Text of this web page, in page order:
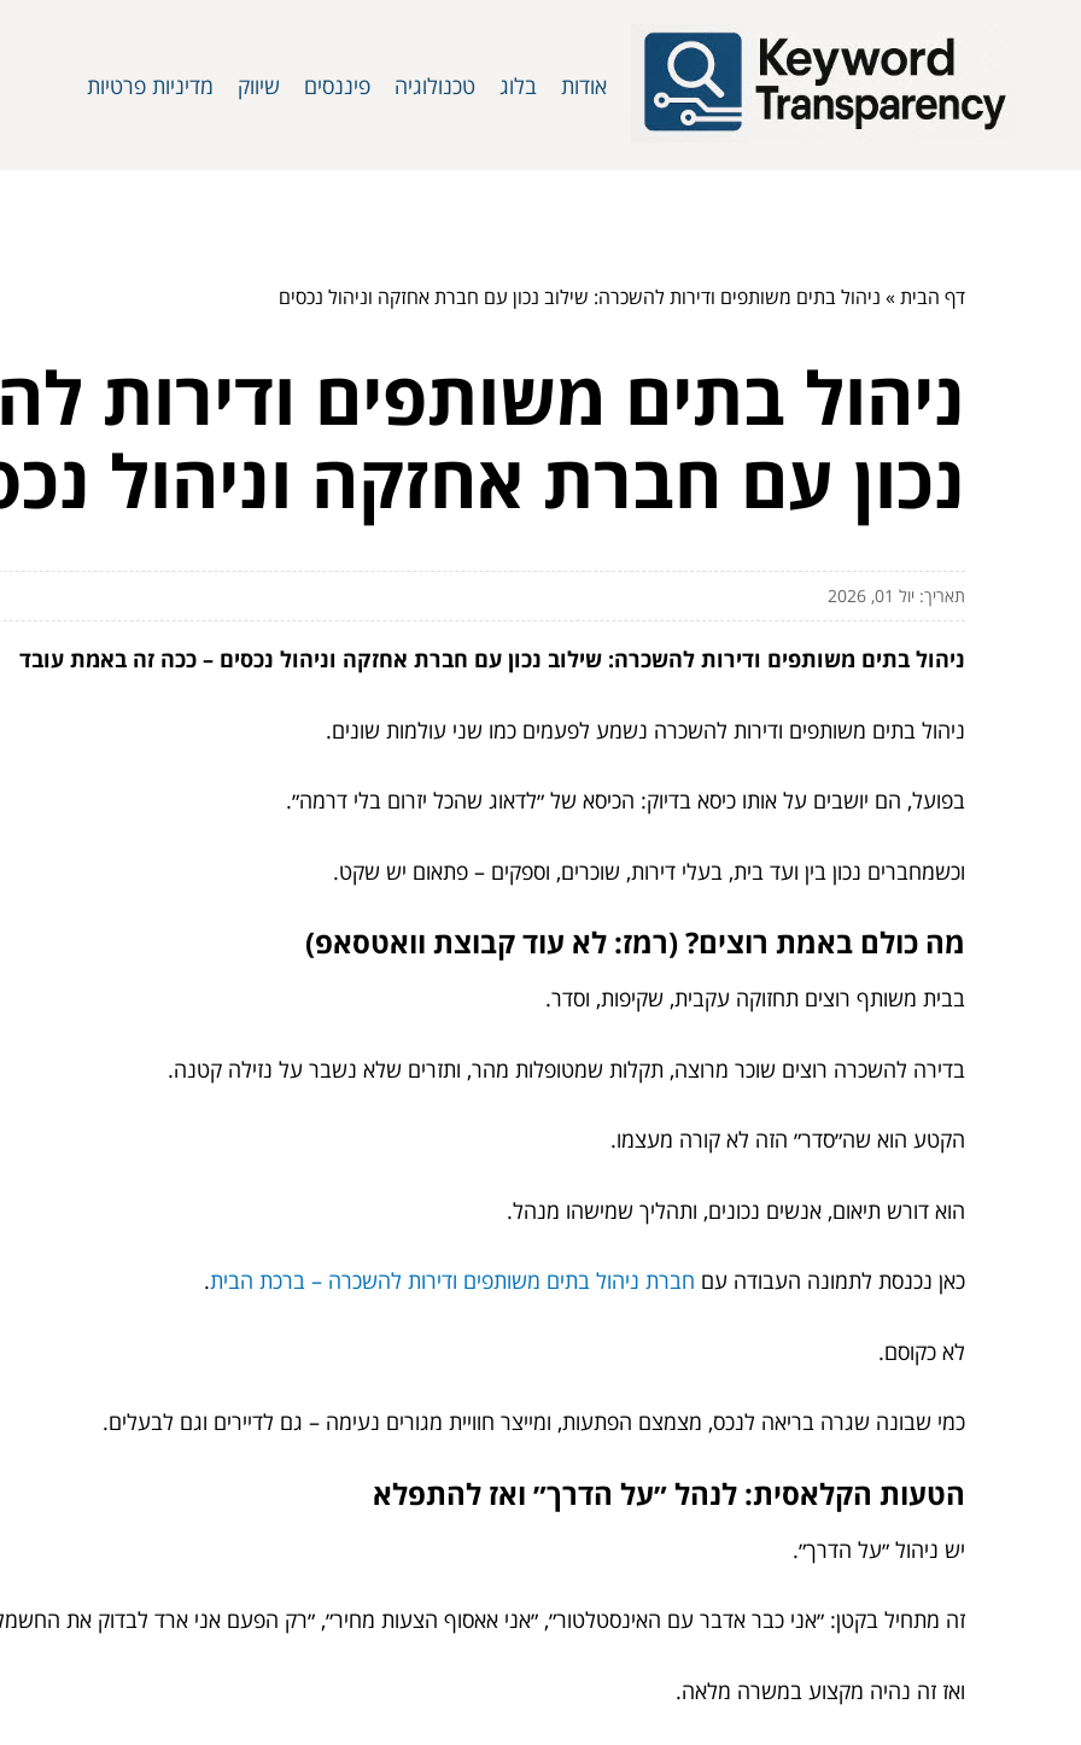
אודות בלוג טכנולוגיה פיננסים שיווק מדיניות פרטיות
דף הבית» ניהול בתים משותפים ודירות להשכרה: שילוב נכון עם חברת אחזקה וניהול נכסים
ניהול בתים משותפים ודירות
נכון עם חברת אחזקה וניהול
תאריך: יול 01, 2026
ניהול בתים משותפים ודירות להשכרה: שילוב נכון עם חברת אחזקה וניהול נכסים – ככה זה באמת עובד
ניהול בתים משותפים ודירות להשכרה נשמע לפעמים כמו שני עולמות שונים.
בפועל, הם יושבים על אותו כיסא בדיוק: הכיסא של ״לדאוג שהכל יזרום בלי דרמה״.
וכשמחברים נכון בין ועד בית, בעלי דירות, שוכרים, וספקים – פתאום יש שקט.
מה כולם באמת רוצים? (רמז: לא עוד קבוצת וואטסאפ)
בבית משותף רוצים תחזוקה עקבית, שקיפות, וסדר.
בדירה להשכרה רוצים שוכר מרוצה, תקלות שמטופלות מהר, ותזרים שלא נשבר על נזילה קטנה.
הקטע הוא שה״סדר״ הזה לא קורה מעצמו.
הוא דורש תיאום, אנשים נכונים, ותהליך שמישהו מנהל.
כאן נכנסת לתמונה העבודה עם חברת ניהול בתים משותפים ודירות להשכרה – ברכת הבית.
לא כקוסם.
כמי שבונה שגרה בריאה לנכס, מצמצם הפתעות, ומייצר חוויית מגורים נעימה – גם לדיירים וגם לבעלים.
הטעות הקלאסית: לנהל ״על הדרך״ ואז להתפלא
יש ניהול ״על הדרך״.
זה מתחיל בקטן: ״אני כבר אדבר עם האינסטלטור״, ״אני אאסוף הצעות מחיר״, ״רק הפעם אני ארד לבדוק את
ואז זה נהיה מקצוע במשרה מלאה.